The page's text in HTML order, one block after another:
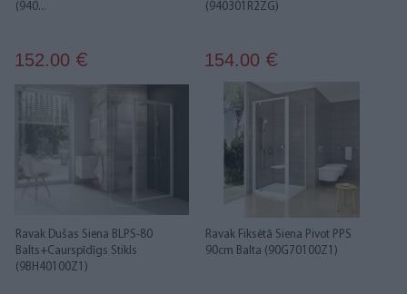
(940...
152.00 €
(940301R2ZG)
154.00 €
Ravak Dušas Siena BLPS-80
Balts+Caurspīdīgs Stikls
(9BH40100Z1)
Ravak Fiksētā Siena Pivot PPS
90cm Balta (90G70100Z1)